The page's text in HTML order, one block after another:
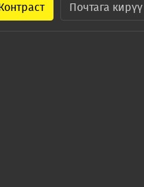
Контраст Почтага кирүү